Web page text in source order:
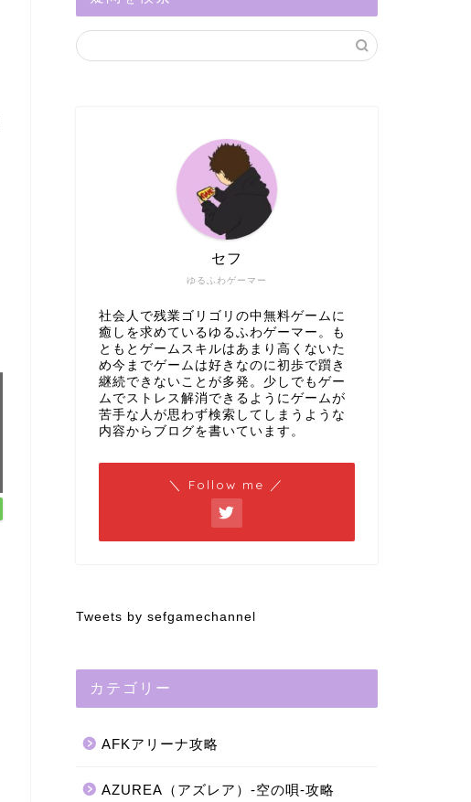
ゆるふわゲーマー
セフ
社会人で残業ゴリゴリの中無料ゲームに
癒しを求めているゆるふわゲーマー。も
ともとゲームスキルはあまり高くないた
め今までゲームは好きなのに初歩で躓き
継続できないことが多発。少しでもゲー
ムでストレス解消できるようにゲームが
苦手な人が思わず検索してしまうような
内容からブログを書いています。
＼ Follow me ／
Tweets by sefgamechannel
カテゴリー
AFKアリーナ攻略
AZUREA（アズレア）-空の唄-攻略